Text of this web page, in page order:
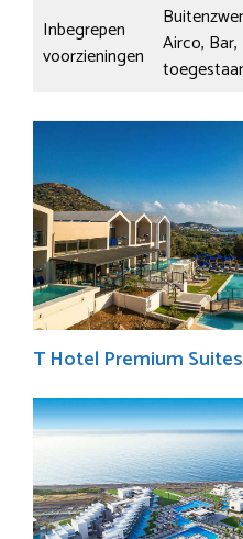
Inbegrepen
voorzieningen
Airco,
T Hotel Premium Suites